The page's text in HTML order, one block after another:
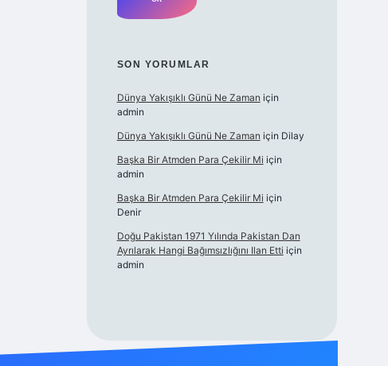
SON YORUMLAR
Dünya Yakışıklı Günü Ne Zaman için
admin
Dünya Yakışıklı Günü Ne Zaman için Dilay
Başka Bir Atmden Para Çekilir Mi için
admin
Başka Bir Atmden Para Çekilir Mi için
Denir
Doğu Pakistan 1971 Yılında Pakistan Dan
Ayrılarak Hangi Bağımsızlığını Ilan Etti için
admin